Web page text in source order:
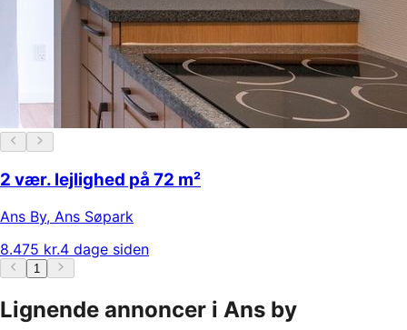
2 vær. lejlighed på 72 m²
Ans By, Ans Søpark
8.475 kr.4 dage siden
1
Lignende annoncer i Ans by